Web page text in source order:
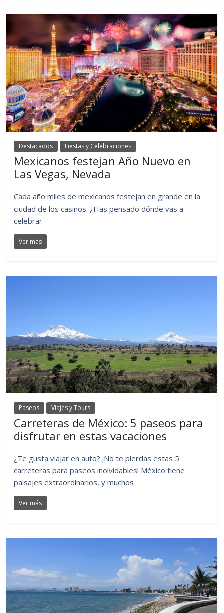
Destacados Fiestas y Celebraciones
Mexicanos festejan Año Nuevo en
Las Vegas, Nevada
Cada año miles de mexicanos festejan en grande en la
ciudad de los casinos. ¿Has pensado dónde vas a
celebrar
Ver más
Paseos Viajes y Tours
Carreteras de México: 5 paseos para
disfrutar en estas vacaciones
¿Te gusta viajar en auto? ¡No te pierdas estas 5
carreteras para paseos inolvidables! México tiene
paisajes extraordinarios, y muchos
Ver más